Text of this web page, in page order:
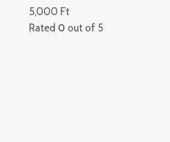
5,000 Ft
Rated 0 out of 5